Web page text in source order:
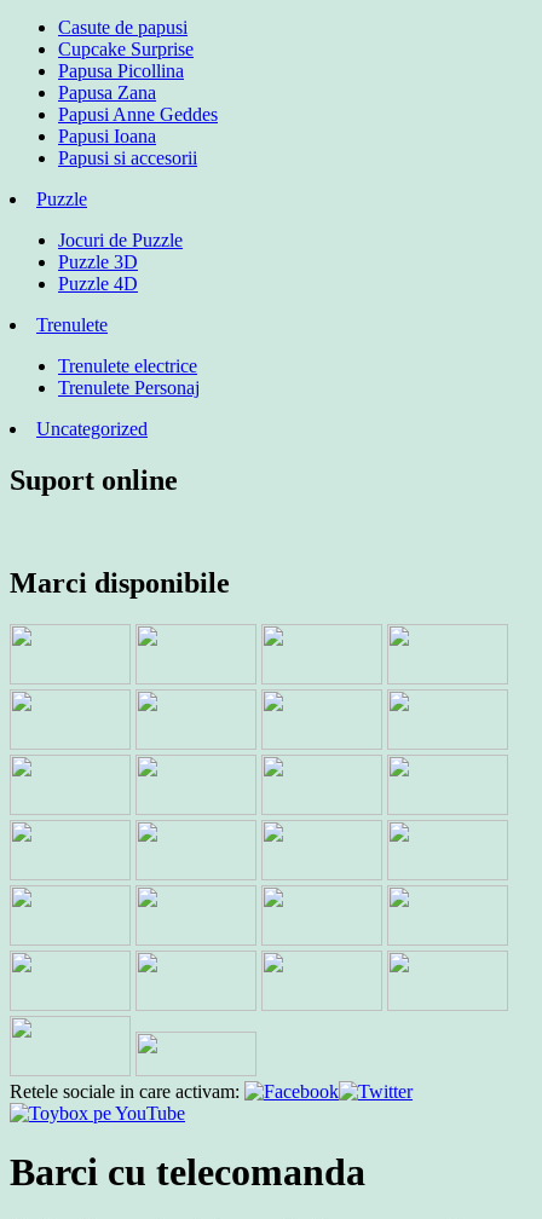
Casute de papusi
Cupcake Surprise
Papusa Picollina
Papusa Zana
Papusi Anne Geddes
Papusi Ioana
Papusi si accesorii
Puzzle
Jocuri de Puzzle
Puzzle 3D
Puzzle 4D
Trenulete
Trenulete electrice
Trenulete Personaj
Uncategorized
Suport online
Marci disponibile
Retele sociale in care activam:
Barci cu telecomanda